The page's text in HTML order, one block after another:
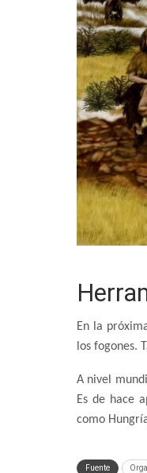
En la
los fogones.
A nivel
Es de hace
como
Fuente